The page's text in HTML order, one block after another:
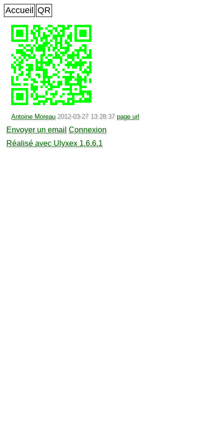
Accueil QR
Antoine Moreau 2012-03-27 13:28:37 page url
Envoyer un email Connexion
Réalisé avec Ulyxex 1.6.6.1